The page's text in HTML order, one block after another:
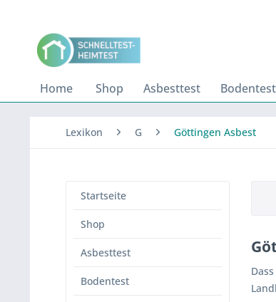
Home Shop Asbesttest Bodentest
Lexikon G Göttingen Asbest
Startseite
Shop
Asbesttest
Bodentest